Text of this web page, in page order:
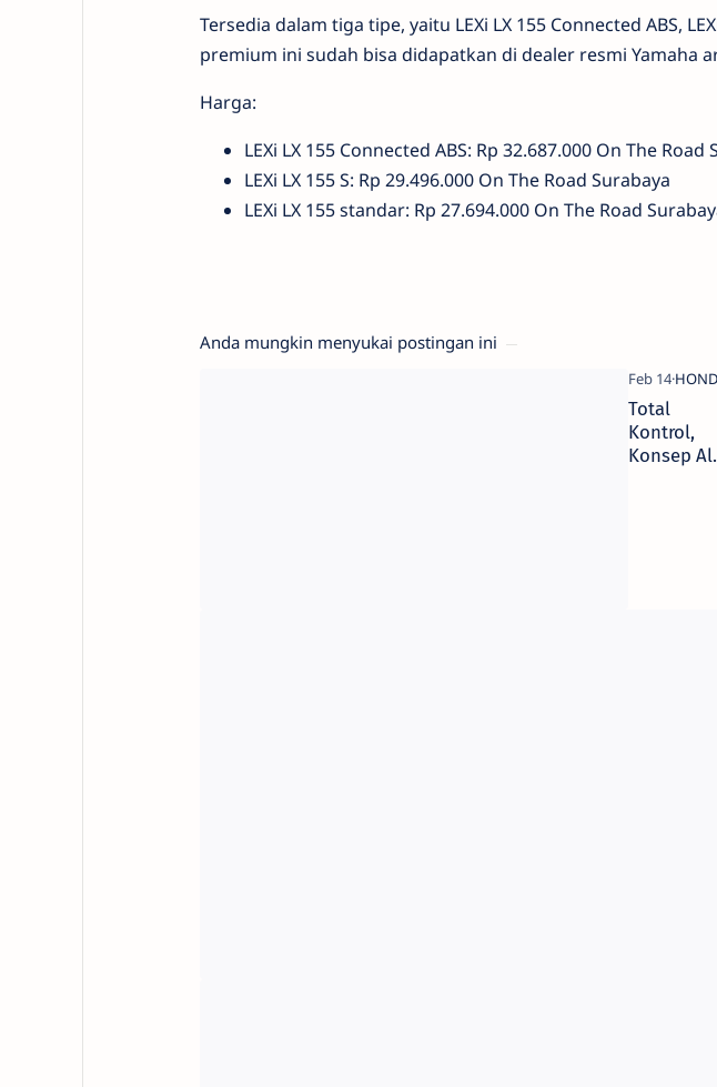
Tersedia dalam tiga tipe, yaitu LEXi LX 155 Connected ABS,
premium ini sudah bisa didapatkan di dealer resmi Yamaha
Harga:
LEXi LX 155 Connected ABS: Rp 32.687.000 On The Road
LEXi LX 155 S: Rp 29.496.000 On The Road Surabaya
LEXi LX 155 standar: Rp 27.694.000 On The Road
Anda mungkin menyukai postingan ini
Total
Kontrol,
Konsep All